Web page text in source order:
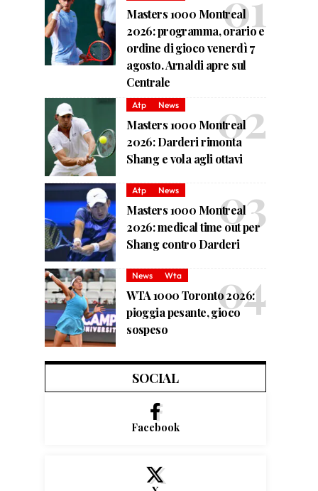
Masters 1000 Montreal
2026: programma, orario e
ordine di gioco venerdì 7
agosto. Arnaldi apre sul
Centrale
Atp News
Masters 1000 Montreal
2026: Darderi rimonta
Shang e vola agli ottavi
Atp News
Masters 1000 Montreal
2026: medical time out per
Shang contro Darderi
News Wta
WTA 1000 Toronto 2026:
pioggia pesante, gioco
sospeso
SOCIAL
Facebook